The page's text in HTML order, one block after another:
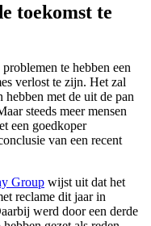
toekomst te
te hebben een
verlost te zijn. Het zal
hebben met de uit de pan
steeds meer mensen
een goedkoper
van een recent
Group wijst uit dat het
reclame dit jaar in
werd door een derde